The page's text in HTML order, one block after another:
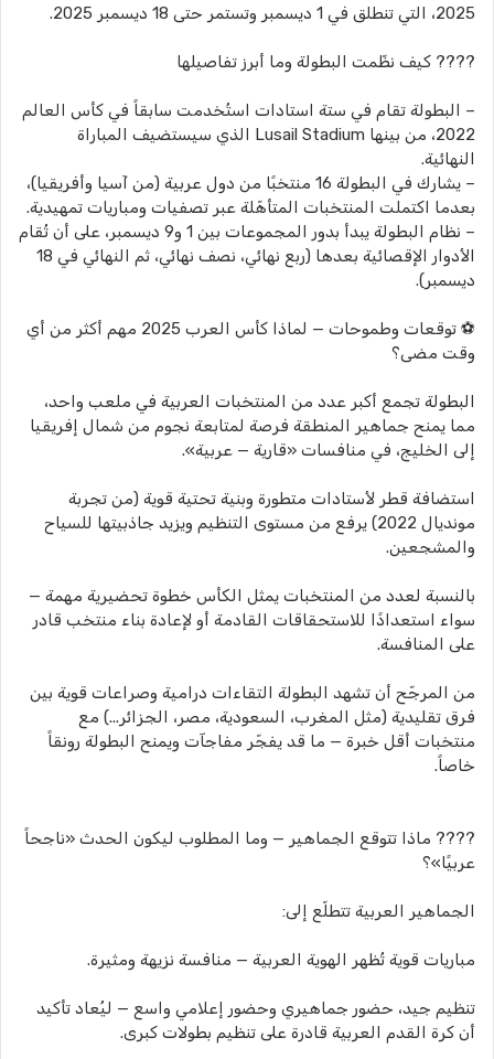
2025، التي تنطلق في 1 ديسمبر وتستمر حتى 18 ديسمبر 2025.
???? كيف نظّمت البطولة وما أبرز تفاصيلها
– البطولة تقام في ستة استادات استُخدمت سابقاً في كأس العالم
2022، من بينها Lusail Stadium الذي سيستضيف المباراة
النهائية.
– يشارك في البطولة 16 منتخبًا من دول عربية (من آسيا وأفريقيا)،
بعدما اكتملت المنتخبات المتأهّلة عبر تصفيات ومباريات تمهيدية.
– نظام البطولة يبدأ بدور المجموعات بين 1 و9 ديسمبر، على أن تُقام
الأدوار الإقصائية بعدها (ربع نهائي، نصف نهائي، ثم النهائي في 18
ديسمبر).
⚽ توقعات وطموحات — لماذا كأس العرب 2025 مهم أكثر من أي
وقت مضى؟
البطولة تجمع أكبر عدد من المنتخبات العربية في ملعب واحد،
مما يمنح جماهير المنطقة فرصة لمتابعة نجوم من شمال إفريقيا
إلى الخليج، في منافسات «قارية — عربية».
استضافة قطر لأستادات متطورة وبنية تحتية قوية (من تجربة
مونديال 2022) يرفع من مستوى التنظيم ويزيد جاذبيتها للسياح
والمشجعين.
بالنسبة لعدد من المنتخبات يمثل الكأس خطوة تحضيرية مهمة —
سواء استعدادًا للاستحقاقات القادمة أو لإعادة بناء منتخب قادر
على المنافسة.
من المرجّح أن تشهد البطولة التقاءات درامية وصراعات قوية بين
فرق تقليدية (مثل المغرب، السعودية، مصر، الجزائر...) مع
منتخبات أقل خبرة — ما قد يفجّر مفاجآت ويمنح البطولة رونقاً
خاصاً.
???? ماذا تتوقع الجماهير — وما المطلوب ليكون الحدث «ناجحاً
عربيًا»؟
الجماهير العربية تتطلّع إلى:
مباريات قوية تُظهر الهوية العربية — منافسة نزيهة ومثيرة.
تنظيم جيد، حضور جماهيري وحضور إعلامي واسع — ليُعاد تأكيد
أن كرة القدم العربية قادرة على تنظيم بطولات كبرى.